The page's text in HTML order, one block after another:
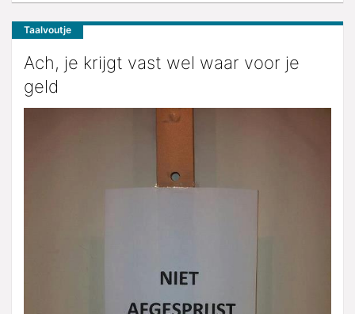
Taalvoutje
Ach, je krijgt vast wel waar voor je
geld